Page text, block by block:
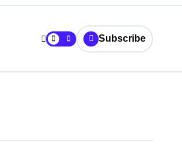
Subscribe